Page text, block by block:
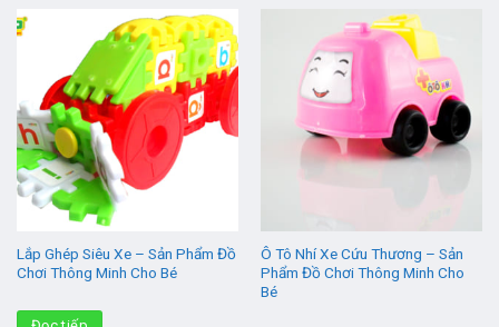
Lắp Ghép Siêu Xe – Sản Phẩm Đồ
Chơi Thông Minh Cho Bé
Ô Tô Nhí Xe Cứu Thương – Sản
Phẩm Đồ Chơi Thông Minh Cho
Bé